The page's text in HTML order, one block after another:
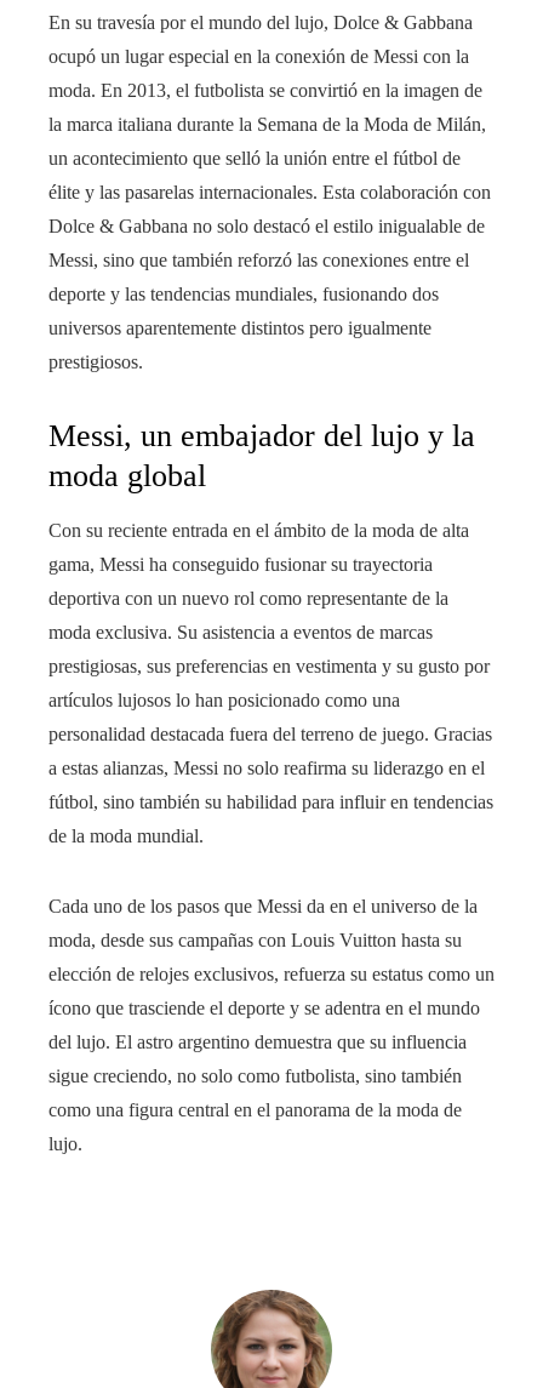
En su travesía por el mundo del lujo, Dolce & Gabbana
ocupó un lugar especial en la conexión de Messi con la
moda. En 2013, el futbolista se convirtió en la imagen de
la marca italiana durante la Semana de la Moda de Milán,
un acontecimiento que selló la unión entre el fútbol de
élite y las pasarelas internacionales. Esta colaboración con
Dolce & Gabbana no solo destacó el estilo inigualable de
Messi, sino que también reforzó las conexiones entre el
deporte y las tendencias mundiales, fusionando dos
universos aparentemente distintos pero igualmente
prestigiosos.
Messi, un embajador del lujo y la
moda global
Con su reciente entrada en el ámbito de la moda de alta
gama, Messi ha conseguido fusionar su trayectoria
deportiva con un nuevo rol como representante de la
moda exclusiva. Su asistencia a eventos de marcas
prestigiosas, sus preferencias en vestimenta y su gusto por
artículos lujosos lo han posicionado como una
personalidad destacada fuera del terreno de juego. Gracias
a estas alianzas, Messi no solo reafirma su liderazgo en el
fútbol, sino también su habilidad para influir en tendencias
de la moda mundial.
Cada uno de los pasos que Messi da en el universo de la
moda, desde sus campañas con Louis Vuitton hasta su
elección de relojes exclusivos, refuerza su estatus como un
ícono que trasciende el deporte y se adentra en el mundo
del lujo. El astro argentino demuestra que su influencia
sigue creciendo, no solo como futbolista, sino también
como una figura central en el panorama de la moda de
lujo.